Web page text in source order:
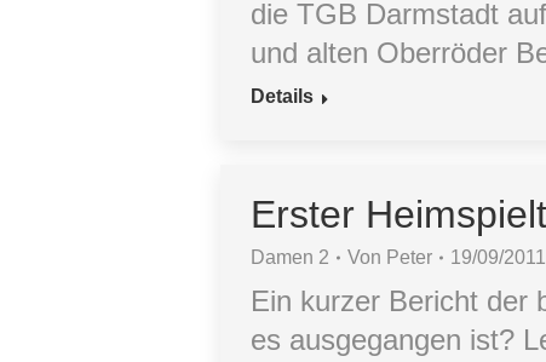
die TGB Darmstadt
und alten Oberröder
Details
Erster
Damen 2 Von Peter 19/09/2011
Ein kurzer Bericht der
es ausgegangen ist?